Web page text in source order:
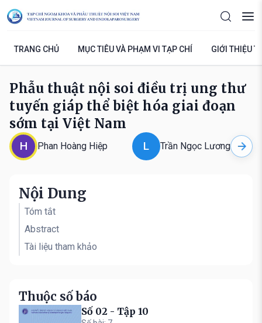
TRANG CHỦ MỤC TIÊU VÀ PHẠM VI TẠP CHÍ GIỚI THIỆU
Phẫu thuật nội soi điều trị ung thư
tuyến giáp thể biệt hóa giai đoạn
sớm tại Việt Nam
H Phan Hoàng Hiệp L Trần Ngọc Lương
Thuộc số báo
Số 02 - Tập 10
Nội Dung
Tóm tắt
Abstract
Tài liệu tham khảo